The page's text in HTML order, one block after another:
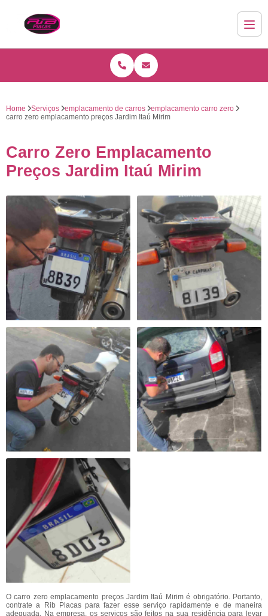
Home Serviços emplacamento de carros
emplacamento carro zero
carro zero emplacamento preços Jardim Itaú Mirim
Carro Zero Emplacamento
Preços Jardim Itaú Mirim
O carro zero emplacamento preços Jardim Itaú Mirim é obrigatório. Portanto,
contrate a Rib Placas para fazer esse serviço rapidamente e de maneira
adequada. Na empresa, os serviços são feitos na sua residência para levar